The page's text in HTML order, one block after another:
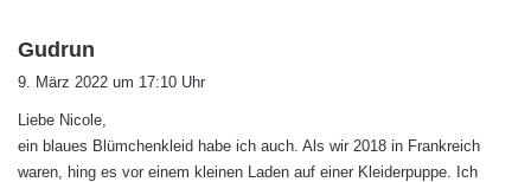
Gudrun
t
:
9. März 2022 um 17:10 Uhr
Liebe Nicole,
ein blaues Blümchenkleid habe ich auch. Als wir 2018 in Frankreich
waren, hing es vor einem kleinen Laden auf einer Kleiderpuppe. Ich